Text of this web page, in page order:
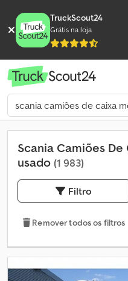
TruckScout24
Grátis na loja
Scania Camiões
usado (1 983)
Filtro
Remover todos os filtros